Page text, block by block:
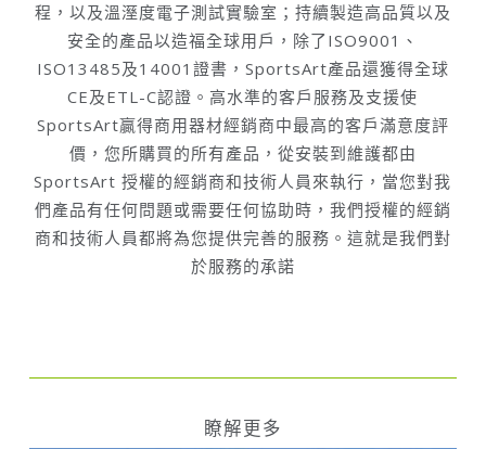
程，以及溫溼度電子測試實驗室；持續製造高品質以及
安全的產品以造福全球用戶，除了ISO9001、
ISO13485及14001證書，SportsArt產品還獲得全球
CE及ETL-C認證。高水準的客戶服務及支援使
SportsArt贏得商用器材經銷商中最高的客戶滿意度評
價，您所購買的所有產品，從安裝到維護都由
SportsArt 授權的經銷商和技術人員來執行，當您對我
們產品有任何問題或需要任何協助時，我們授權的經銷
商和技術人員都將為您提供完善的服務。這就是我們對
於服務的承諾
瞭解更多